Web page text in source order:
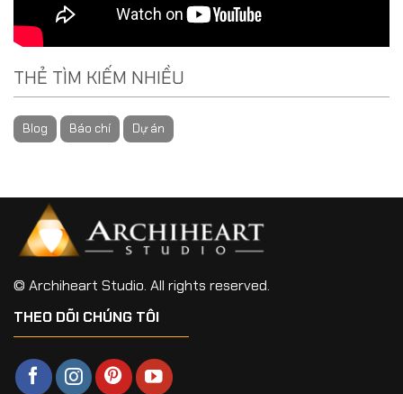
THẺ TÌM KIẾM NHIỀU
Blog Báo chí Dự án
© Archiheart Studio. All rights reserved.
THEO DÕI CHÚNG TÔI